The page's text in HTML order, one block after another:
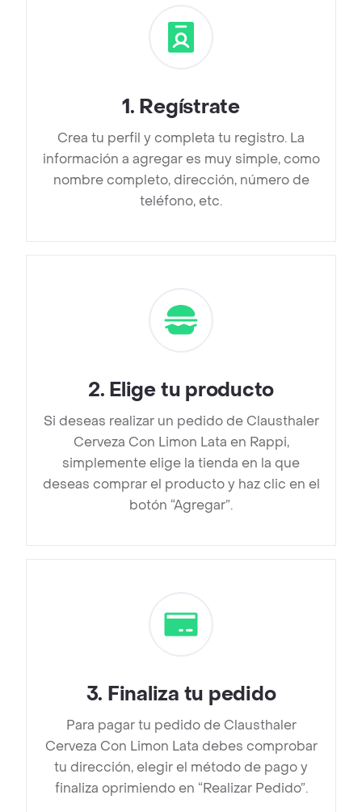
1. Regístrate
Crea tu perfil y completa tu registro. La
información a agregar es muy simple, como
nombre completo, dirección, número de
teléfono, etc.
2. Elige tu producto
Si deseas realizar un pedido de Clausthaler
Cerveza Con Limon Lata en Rappi,
simplemente elige la tienda en la que
deseas comprar el producto y haz clic en el
botón “Agregar”.
3. Finaliza tu pedido
Para pagar tu pedido de Clausthaler
Cerveza Con Limon Lata debes comprobar
tu dirección, elegir el método de pago y
finaliza oprimiendo en “Realizar Pedido”.